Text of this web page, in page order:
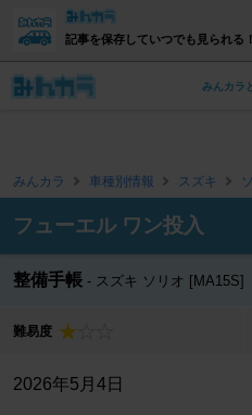
記事を保存していつでも見られる！
みんカラ
みんカラ 車種別情報 スズキ
フューエル ワン投入
整備手帳 スズキ ソリオ [MA15S]
難易度
2026年5月4日